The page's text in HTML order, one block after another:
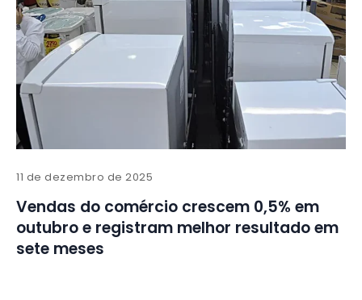
11 de dezembro de 2025
Vendas do comércio crescem 0,5% em
outubro e registram melhor resultado em
sete meses